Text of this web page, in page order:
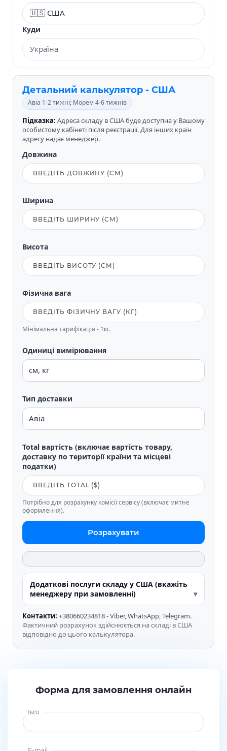
Куди
Детальний калькулятор - США
Авіа 1-2 тижні; Морем 4-6 тижнів
Підказка: Адреса складу в США буде доступна у Вашому
особистому кабінеті після реєстрації. Для інших країн
адресу надає менеджер.
Довжина
Ширина
Висота
Фізична вага
Мінімальна тарифікація - 1кг.
Одиниці вимірювання
Тип доставки
Total вартість (включає вартість товару,
доставку по території країни та місцеві
податки)
Потрібно для розрахунку комісії сервісу (включає митне
оформлення).
Розрахувати
Додаткові послуги складу у США (вкажіть
менеджеру при замовленні)
Контакти: +380660234818 - Viber, WhatsApp, Telegram.
Фактичний розрахунок здійснюється на складі в США
відповідно до цього калькулятора.
Форма для замовлення онлайн
Ім'я